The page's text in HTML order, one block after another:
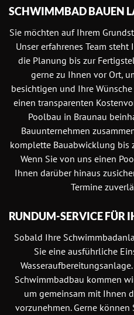
SCHWIMMBAD BAUEN
Sie möchten auf Ihrem
Unser erfahrenes Team
die Planung bis zur
gerne zu Ihnen vor Ort,
besichtigen und Ihre
einen transparenten
Poolbau in Braunau
Bauunternehmen
komplette Bauabwicklung bis
Wenn Sie von uns einen
Ihnen darüber hinaus
Termine
RUNDUM-SERVICE FÜR
Sobald Ihre
Sie eine ausführliche
Schwimmbadbau kommen
um gemeinsam mit Ihnen
vorzunehmen. Gerne